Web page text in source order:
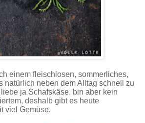
einem fleischlosen, sommerliches,
natürlich neben dem Alltag schnell zu
ja Schafskäse, bin aber kein
deshalb gibt es heute
viel Gemüse.